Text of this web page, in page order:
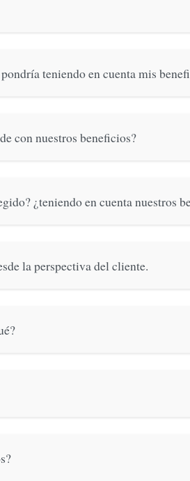
teniendo en cuenta mis
con nuestros beneficios?
¿teniendo en cuenta nuestros
la perspectiva del cliente.